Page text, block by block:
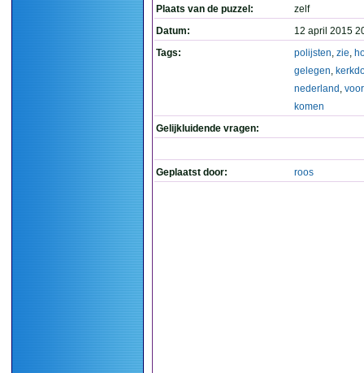
Plaats van de puzzel:
zelf
Datum:
12 april 2015
Tags:
polijsten, zie,
gelegen,
nederland ,
komen
Gelijkluidende vragen:
Geplaatst door: roos